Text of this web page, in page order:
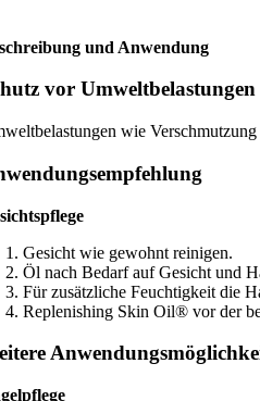
und Anwendung
vor Umweltbelastungen
wie
Gesicht wie gewohnt reinigen.
Öl nach Bedarf auf Gesicht und
Für zusätzliche Feuchtigkeit die
Replenishing Skin Oil® vor der